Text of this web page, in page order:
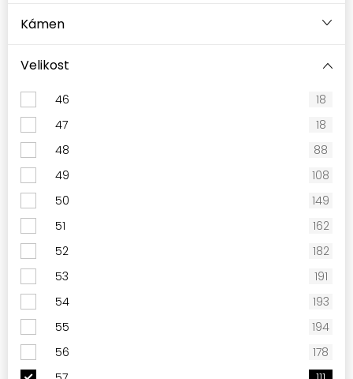
Kámen
Velikost
46
18
47
18
48
88
49
108
50
149
51
162
52
182
53
191
54
193
55
194
56
178